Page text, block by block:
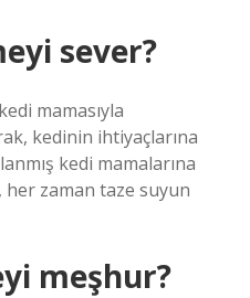
sever?
mamasıyla
kedinin ihtiyaçlarına
kedi mamalarına
her zaman taze suyun
meşhur?